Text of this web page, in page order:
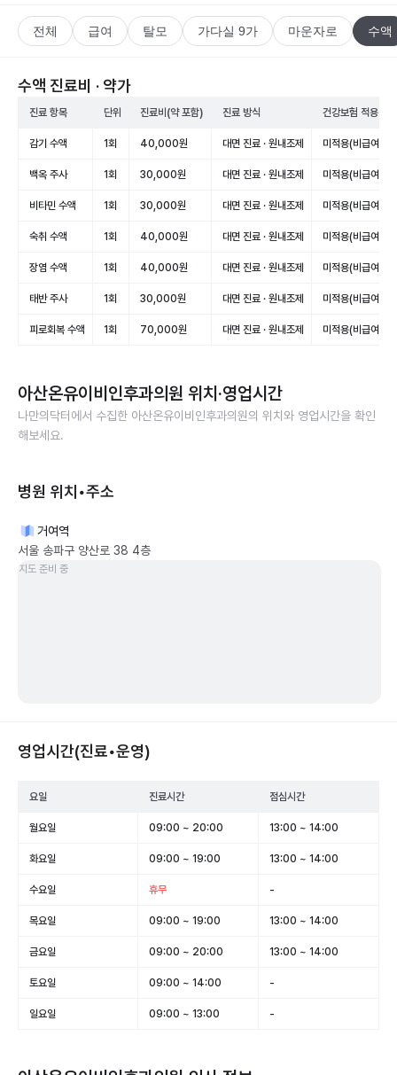
전체 급여 탈모 가다실 9가 마운자로 수액
수액 진료비 · 약가
진료 항목 단위 진료비(약 포함) 진료 방식 건강보험 적용
감기 수액 1회 40,000원 대면 진료 · 원내조제 미적용(비급여)
백옥 주사 1회 30,000원 대면 진료 · 원내조제 미적용(비급여)
비타민 수액 1회 30,000원 대면 진료 · 원내조제 미적용(비급여)
숙취 수액 1회 40,000원 대면 진료 · 원내조제 미적용(비급여)
장염 수액 1회 40,000원 대면 진료 · 원내조제 미적용(비급여)
태반 주사 1회 30,000원 대면 진료 · 원내조제 미적용(비급여)
피로회복 수액 1회 70,000원 대면 진료 · 원내조제 미적용(비급여)
아산온유이비인후과의원 위치·영업시간
나만의닥터에서 수집한 아산온유이비인후과의원의 위치와 영업시간을 확인
해보세요.
병원 위치•주소
거여역
서울 송파구 양산로 38 4층
지도 준비 중
영업시간(진료•운영)
요일 진료시간 점심시간
월요일 09:00 ~ 20:00 13:00 ~ 14:00
화요일 09:00 ~ 19:00 13:00 ~ 14:00
수요일 휴무 -
목요일 09:00 ~ 19:00 13:00 ~ 14:00
금요일 09:00 ~ 20:00 13:00 ~ 14:00
토요일 09:00 ~ 14:00 -
일요일 09:00 ~ 13:00 -